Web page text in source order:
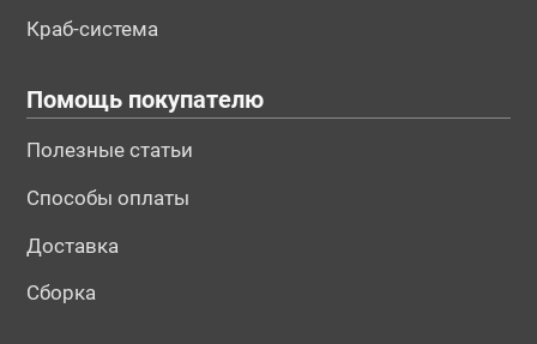
Краб-система
Помощь покупателю
Полезные статьи
Способы оплаты
Доставка
Сборка